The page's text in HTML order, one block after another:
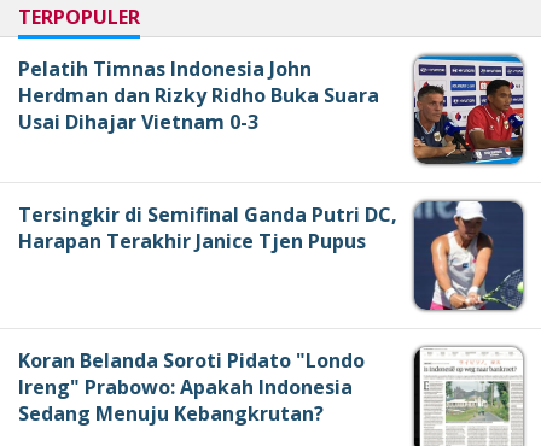
TERPOPULER
Pelatih Timnas Indonesia John
Herdman dan Rizky Ridho Buka Suara
Usai Dihajar Vietnam 0-3
Tersingkir di Semifinal Ganda Putri DC,
Harapan Terakhir Janice Tjen Pupus
Koran Belanda Soroti Pidato "Londo
Ireng" Prabowo: Apakah Indonesia
Sedang Menuju Kebangkrutan?